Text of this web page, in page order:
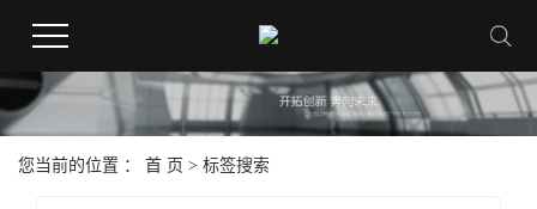
您当前的位置 ： 首 页 > 标签搜索